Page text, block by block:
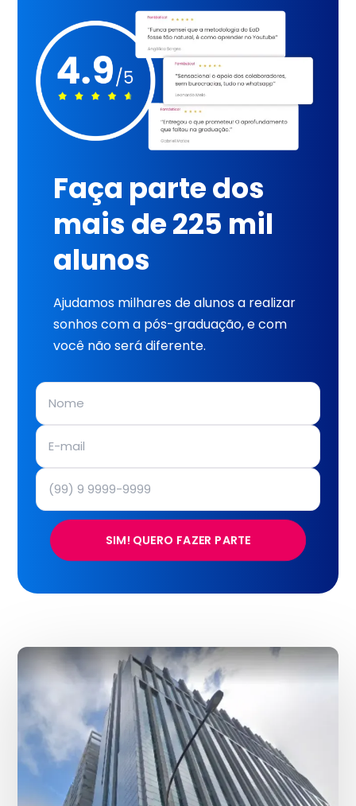
Faça parte dos
mais de 225 mil
alunos
Ajudamos milhares de alunos a realizar
sonhos com a pós-graduação, e com
você não será diferente.
SIM! QUERO FAZER PARTE